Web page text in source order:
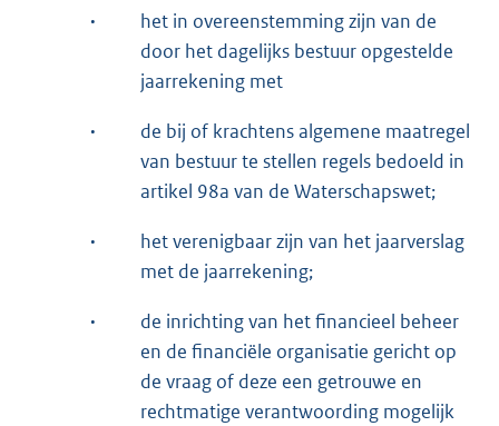
·
het in overeenstemming zijn van de
door het dagelijks bestuur opgestelde
jaarrekening met
·
de bij of krachtens algemene maatregel
van bestuur te stellen regels bedoeld in
artikel 98a van de Waterschapswet;
·
het verenigbaar zijn van het jaarverslag
met de jaarrekening;
·
de inrichting van het financieel beheer
en de financiële organisatie gericht op
de vraag of deze een getrouwe en
rechtmatige verantwoording mogelijk